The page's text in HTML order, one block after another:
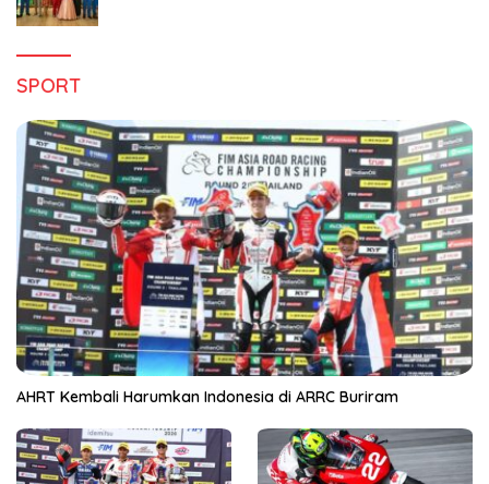
SPORT
AHRT Kembali Harumkan Indonesia di ARRC Buriram